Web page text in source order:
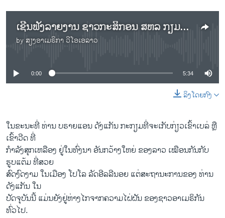
ເຊີນຟັງລາຍງານ ຊາວກະສິກອນ ສຫລ ກຽມຮັບມື ກັບ ຜົນກະທົບ ຂອງສົງຄາມການຄ້າ ທີ່ທະວີຂຶ້ນເລື້ອຍໆ
by ສຽງອາເມຣິກາ ວີໂອເອລາວ
No media source currently available
0:00 5:34
ລິງໂດຍກົງ
ໃນຂະນະທີ່ ທ່ານ ບຣາຍແອນ ດັງແກັນ ກະກຽມທີ່ຈະເກັບກ່ຽວເຂົ້າເບລ່ ຫຼື
ເຂົ້າວີດ ທີ່
ກຳລັງສຸກເຫລືອງ ຢູ່ໃນທົ່ງນາ ອັນກວ້າງໃຫຍ່ ຂອງລາວ ເໝືອນກັນກັບ
ຮູບແຕ້ມ ທີ່ສວຍ
ສົດງົດງາມ ໃນເມືອງ ໂປໂລ ລັດອີລລີນອຍ ແຕ່ສະຖານະການຂອງ ທ່ານ
ດັງແກັນ ໃນ
ປັດຈຸບັນນີ້ ແມ່ນຍັງຢູ່ຫ່າງໄກຈາກຄວາມໄຝ່ຝັນ ຂອງຊາວອາເມຣິກັນ
ທົ່ວໄປ.